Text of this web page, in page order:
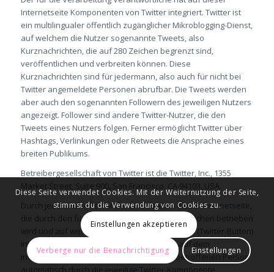
Internetseite Komponenten von Twitter integriert. Twitter ist
ein multilingualer öffentlich zugänglicher Mikroblogging-Dienst,
auf welchem die Nutzer sogenannte Tweets, also
Kurznachrichten, die auf 280 Zeichen begrenzt sind,
veröffentlichen und verbreiten können. Diese
Kurznachrichten sind für jedermann, also auch für nicht bei
Twitter angemeldete Personen abrufbar. Die Tweets werden
aber auch den sogenannten Followern des jeweiligen Nutzers
angezeigt. Follower sind andere Twitter-Nutzer, die den
Tweets eines Nutzers folgen. Ferner ermöglicht Twitter über
Hashtags, Verlinkungen oder Retweets die Ansprache eines
breiten Publikums.
Betreibergesellschaft von Twitter ist die Twitter, Inc., 1355
Market Street, Suite 900, San Francisco, CA 94103, USA.
Durch jeden Aufruf einer der Einzelseiten dieser Internetseite,
die durch den für die Verarbeitung Verantwortlichen betrieben
wird und auf welcher eine Twitter-Komponente (Twitter-Button)
integriert wurde, wird der Internetbrowser auf dem
informationstechnologischen System der betroffenen Person
Diese Seite verwendet Cookies. Mit der Weiternutzung der Seite,
stimmst du die Verwendung von Cookies zu.
Einstellungen akzeptieren
Verberge nur die Benachrichtigung Einstellungen